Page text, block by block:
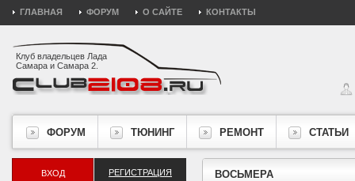
ГЛАВНАЯ ФОРУМ О САЙТЕ КОНТАКТЫ
Клуб владельцев Лада
Самара и Самара 2.
ФОРУМ ТЮНИНГ РЕМОНТ СТАТЬИ
ВОСЬМЕРА
ВХОД РЕГИСТРАЦИЯ